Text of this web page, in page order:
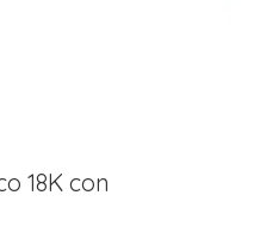
18K con